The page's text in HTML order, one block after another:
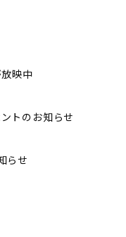
映中
トのお知らせ
らせ